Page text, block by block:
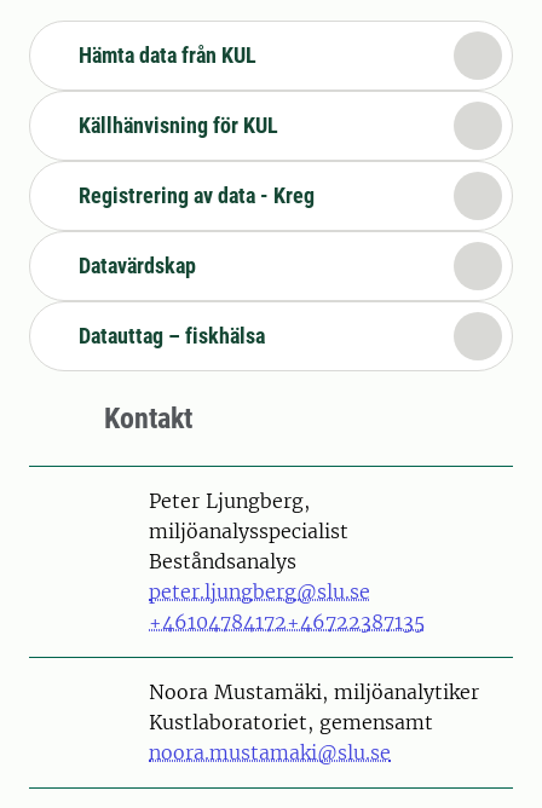
Hämta data från KUL
Källhänvisning för KUL
Registrering av data - Kreg
Datavärdskap
Datauttag – fiskhälsa
Kontakt
PersonPeter Ljungberg,
miljöanalysspecialist
Beståndsanalys
peter.ljungberg@slu.se
+46104784172+46722387135
PersonNoora Mustamäki, miljöanalytiker
Kustlaboratoriet, gemensamt
noora.mustamaki@slu.se